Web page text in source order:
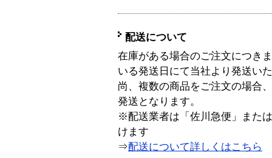
配送について
在庫がある場合のご注文につき
いる発送日にて当社より発送い
尚、複数の商品をご注文の場合
発送となります。
※配送業者は「佐川急便」また
けます
⇒配送について詳しくはこちら